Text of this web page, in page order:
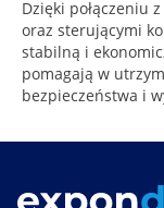
Dzięki połączeniu
oraz sterującymi
stabilną i
pomagają w
bezpieczeństwa i